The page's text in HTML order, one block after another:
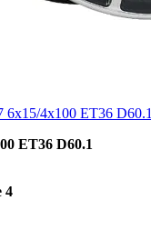
6x15/4x100 ET36 D60.1
ET36 D60.1
4